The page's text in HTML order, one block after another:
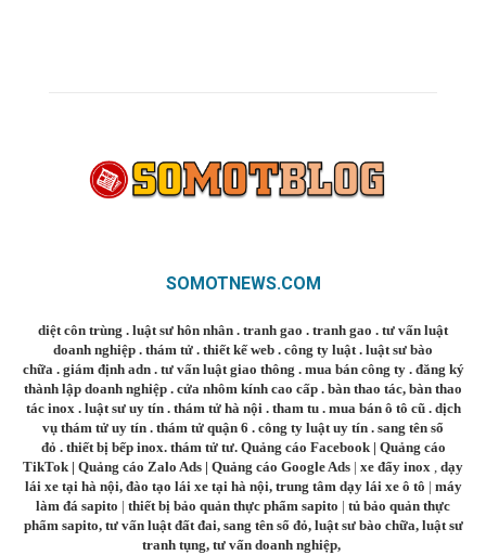
SOMOTNEWS.COM
diệt côn trùng . luật sư hôn nhân . tranh gao . tranh gao . tư vấn luật
doanh nghiệp . thám tử . thiết kế web . công ty luật. luật sư bào
chữa. giám định adn. tư vấn luật giao thông . mua bán công ty. đăng ký
thành lập doanh nghiệp . cửa nhôm kính cao cấp . bàn thao tác, bàn thao
tác inox. luật sư uy tín. thám tử hà nội. tham tu. mua bán ô tô cũ. dịch
vụ thám tử uy tín . thám tử quận 6 . công ty luật uy tín . sang tên sổ
đỏ . thiết bị bếp inox. thám tử tư. Quảng cáo Facebook| Quảng cáo
TikTok | Quảng cáo Zalo Ads | Quảng cáo Google Ads | xe đẩy inox , dạy
lái xe tại hà nội, đào tạo lái xe tại hà nội, trung tâm dạy lái xe ô tô | máy
làm đá sapito | thiết bị bảo quản thực phẩm sapito | tủ bảo quản thực
phẩm sapito, tư vấn luật đất đai, sang tên sổ đỏ, luật sư bào chữa, luật sư
tranh tụng, tư vấn doanh nghiệp,